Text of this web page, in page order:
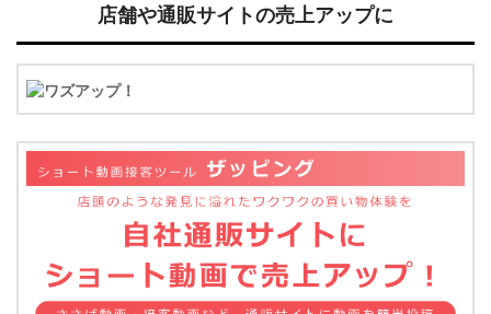
店舗や通販サイトの売上アップに